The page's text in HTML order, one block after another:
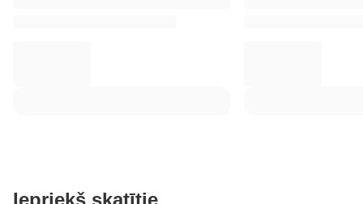
Iepriekš skatītie